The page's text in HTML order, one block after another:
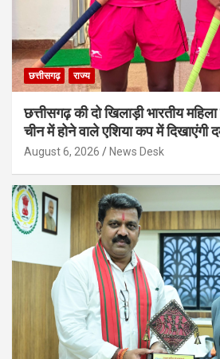
छत्तीसगढ़ राज्य
छत्तीसगढ़ की दो खिलाड़ी भारतीय
चीन में होने वाले एशिया कप में दिखाएंगी
August 6, 2026 News Desk